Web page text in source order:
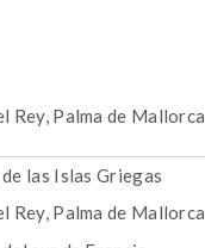
Rey, Palma de Mallorca
las Islas Griegas
Rey, Palma de Mallorca